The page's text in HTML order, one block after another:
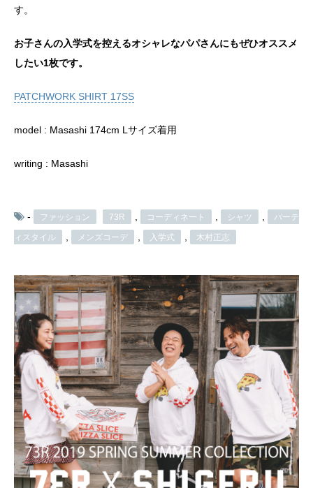
す。
お子さんの入学式を控えるオシャレなパパさんにもぜひオススメ
したい1枚です。
PATCHWORK SHIRT 17SS
model : Masashi 174cm Lサイズ着用
writing : Masashi
- ファッション 73R , コーディネート , シャツ , パーテ
ィスタイル , メンズコーデ , 入学式 , 木村正志